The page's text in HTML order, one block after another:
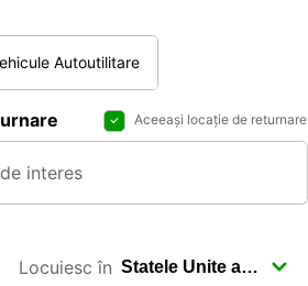
Autoutilitare
Aceeași locație de returnare
Locuiesc în